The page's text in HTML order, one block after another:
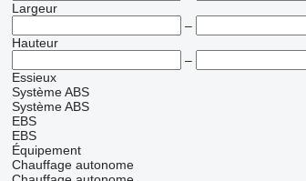
Largeur
–
Hauteur
–
Essieux
Système ABS
Système ABS
EBS
EBS
Équipement
Chauffage autonome